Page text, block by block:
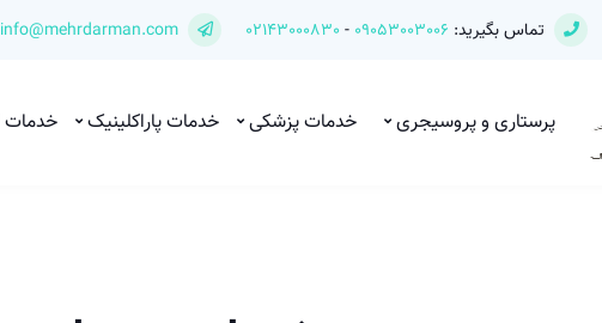
تماس بگیرید: 09053003006
-
02143000830
info@mehrdarman.com
پرستاری و پروسیجری خدمات پزشکی خدمات پاراکلینیک خدمات ICU و CCU